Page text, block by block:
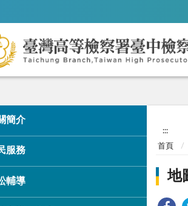
簡介
服務
輔導
:::
首頁
地